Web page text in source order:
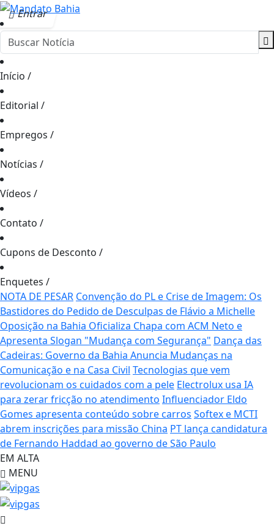
Entrar
Início /
Editorial /
Empregos /
Notícias /
Vídeos /
Contato /
Cupons de Desconto /
Enquetes /
NOTA DE PESAR Convenção do PL e Crise de Imagem: Os
Bastidores do Pedido de Desculpas de Flávio a Michelle
Oposição na Bahia Oficializa Chapa com ACM Neto e
Apresenta Slogan "Mudança com Segurança" Dança das
Cadeiras: Governo da Bahia Anuncia Mudanças na
Comunicação e na Casa Civil Tecnologias que vem
revolucionam os cuidados com a pele Electrolux usa IA
para zerar fricção no atendimento Influenciador Eldo
Gomes apresenta conteúdo sobre carros Softex e MCTI
abrem inscrições para missão China PT lança candidatura
de Fernando Haddad ao governo de São Paulo
EM ALTA
MENU